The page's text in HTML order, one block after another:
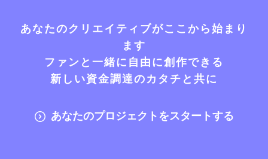
あなたのクリエイティブがここから始まり
ます
ファンと一緒に自由に創作できる
新しい資金調達のカタチと共に
あなたのプロジェクトをスタートする